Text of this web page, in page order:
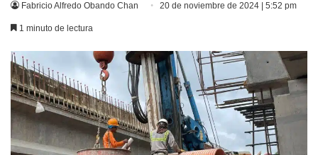
Fabricio Alfredo Obando Chan 20 de noviembre de 2024 | 5:52 pm
1 minuto de lectura